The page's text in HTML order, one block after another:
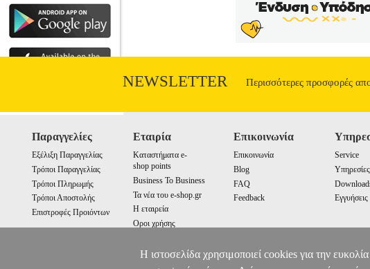
NEWSLETTER Περισσότερες προσφορές
Παραγγελίες
Εξέλιξη Παραγγελίας
Τρόποι Παραγγελίας
Τρόποι Πληρωμής
Τρόποι Αποστολής
Επιστροφές Προιόντων
Εταιρία
Καταστήματα e-
shop points
Business To Business
Τα νέα του e-shop.gr
Η εταιρεία
Οροι χρήσης
Επικοινωνία
Επικοινωνία
Blog
FAQ
Feedback
Service
Υπηρεσίες
Εγγυήσεις
Η ιστοσελίδα χρησιμοποιεί cookies για την